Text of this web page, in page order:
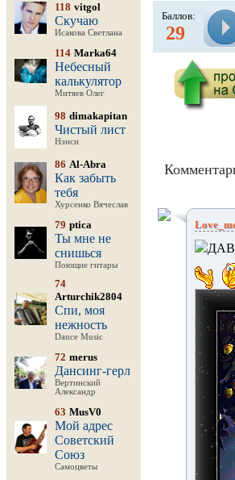
118 vitgol
Скучаю
Исакова Светлана
114 Marka64
Небесный
калькулятор
Митяев Олег
98 dimakapitan
Чистый лист
Нэнси
86 Al-Abra
Как забыть
тебя
Хурсенко Вячеслав
79 ptica
Ты мне не
снишься
Поющие гитары
74
Arturchik2804
Спи, моя
нежность
Dance Music
72 merus
Дансинг-герл
Вертинский
Александр
63 MusV0
Мой адрес
Советский
Союз
Самоцветы
Баллов:
29